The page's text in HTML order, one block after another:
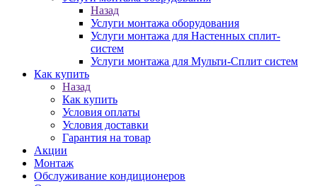
Назад
Услуги монтажа оборудования
Услуги монтажа для Настенных сплит-
систем
Услуги монтажа для Мульти-Сплит систем
Как купить
Назад
Как купить
Условия оплаты
Условия доставки
Гарантия на товар
Акции
Монтаж
Обслуживание кондиционеров